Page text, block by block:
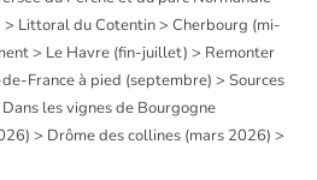
> Littoral du Cotentin > Cherbourg (mi-
> Le Havre (fin-juillet) > Remonter
France à pied (septembre) > Sources
les vignes de Bourgogne
> Drôme des collines (mars 2026) >